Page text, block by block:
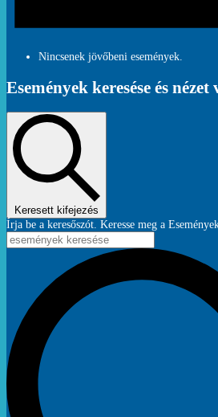
Nincsenek jövőbeni események.
Események keresése és nézet
Keresett kifejezés
Írja be a keresőszót. Keresse meg a